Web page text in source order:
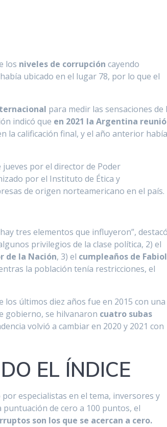
los niveles de corrupción cayendo
ubicado en el lugar 78, por lo que el
para medir las sensaciones de
indicó que en 2021 la Argentina reunió
la calificación final, y el año anterior
por el director de Poder
por el Instituto de Ética y
de origen norteamericano en el país.
tres elementos que influyeron”,
privilegios de la clase política, 2) el
de la Nación, 3) el cumpleaños de
la población tenía restricciones, el
últimos diez años fue en 2015 con una
gobierno, se hilvanaron cuatro subas
volvió a cambiar en 2020 y 2021 con
EL ÍNDICE
por especialistas en el tema, inversores y
de cero a 100 puntos, el
son los que se acercan a cero.